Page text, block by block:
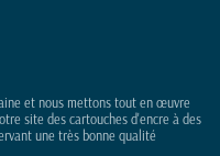
et nous mettons tout en œuvre
site des cartouches d'encre à des
une très bonne qualité